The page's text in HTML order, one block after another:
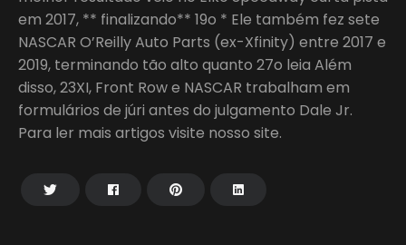
em 2017, ** finalizando** 19o * Ele também fez sete
NASCAR O’Reilly Auto Parts (ex-Xfinity) entre 2017 e
2019, terminando tão alto quanto 27o leia Além
disso, 23XI, Front Row e NASCAR trabalham em
formulários de júri antes do julgamento Dale Jr.
Para ler mais artigos visite nosso site.